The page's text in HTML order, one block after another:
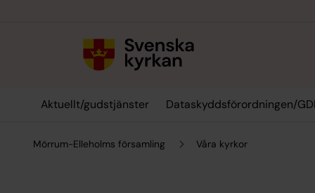
Aktuellt/gudstjänster Dataskyddsförordningen/
Mörrum-Elleholms församling Våra kyrkor